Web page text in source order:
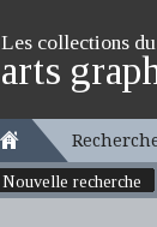
Les collections
arts
Nouvelle recherche